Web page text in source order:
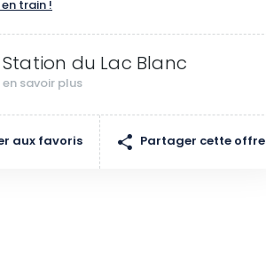
train !
Station du Lac Blanc
en savoir plus
aux favoris Partager cette offre